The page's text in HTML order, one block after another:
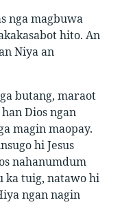
nga magbuwa
hito. An
Niya an
butang, maraot
Dios ngan
magin maopay.
hi Jesus
nahanumdum
ka tuig, natawo hi
ngan nagin